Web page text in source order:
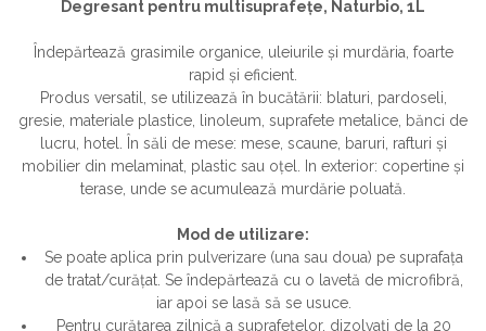
Degresant pentru multisuprafețe, Naturbio, 1L
Îndepărtează grasimile organice, uleiurile și murdăria, foarte
rapid și eficient.
Produs versatil, se utilizează în bucătării: blaturi, pardoseli,
gresie, materiale plastice, linoleum, suprafete metalice, bănci de
lucru, hotel. În săli de mese: mese, scaune, baruri, rafturi și
mobilier din melaminat, plastic sau oțel. In exterior: copertine și
terase, unde se acumulează murdărie poluată.
Mod de utilizare:
Se poate aplica prin pulverizare (una sau doua) pe suprafața
de tratat/curățat. Se îndepărtează cu o lavetă de microfibră,
iar apoi se lasă să se usuce.
Pentru curățarea zilnică a suprafețelor, dizolvați de la 20